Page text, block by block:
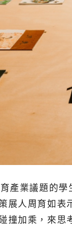
產業議題的
展人周育如
撞加乘，來思